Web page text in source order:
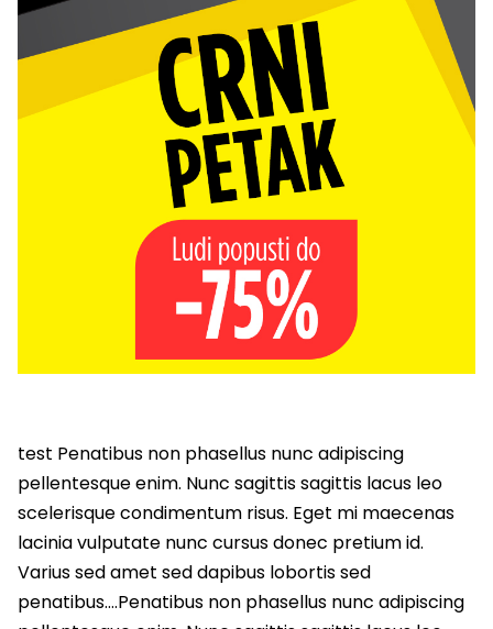
test Penatibus non phasellus nunc adipiscing
pellentesque enim. Nunc sagittis sagittis lacus leo
scelerisque condimentum risus. Eget mi maecenas
lacinia vulputate nunc cursus donec pretium id.
Varius sed amet sed dapibus lobortis sed
penatibus….Penatibus non phasellus nunc adipiscing